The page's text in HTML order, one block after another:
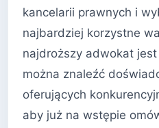
kancelarii prawnych i
najbardziej korzystne
najdroższy adwokat
można znaleźć
oferujących
aby już na wstępie